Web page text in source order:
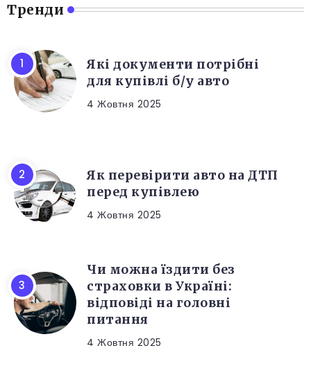
Тренди
Які документи потрібні
для купівлі б/у авто
4 Жовтня 2025
Як перевірити авто на ДТП
перед купівлею
4 Жовтня 2025
Чи можна їздити без
страховки в Україні:
відповіді на головні
питання
4 Жовтня 2025